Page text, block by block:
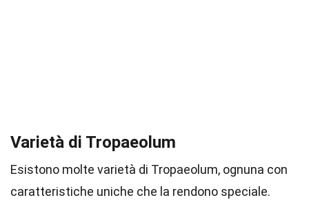
Varietà di Tropaeolum
Esistono molte varietà di Tropaeolum, ognuna con
caratteristiche uniche che la rendono speciale.